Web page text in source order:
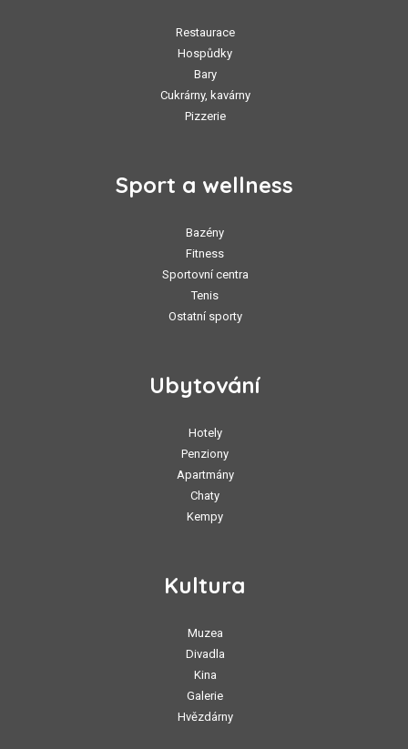
Restaurace
Hospůdky
Bary
Cukrárny, kavárny
Pizzerie
Sport a wellness
Bazény
Fitness
Sportovní centra
Tenis
Ostatní sporty
Ubytování
Hotely
Penziony
Apartmány
Chaty
Kempy
Kultura
Muzea
Divadla
Kina
Galerie
Hvězdárny